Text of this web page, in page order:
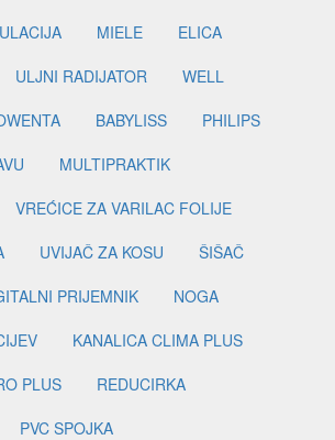
MIELE
ELICA
ULJNI RADIJATOR
WELL
BABYLISS
PHILIPS
MULTIPRAKTIK
VREĆICE ZA VARILAC FOLIJE
UVIJAČ ZA KOSU
ŠIŠAČ
PRIJEMNIK
NOGA
KANALICA CLIMA PLUS
PLUS
REDUCIRKA
PVC SPOJKA